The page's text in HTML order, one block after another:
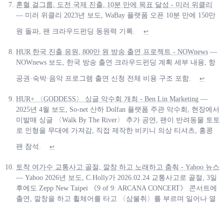
혼혈 걸그룹, 도전 국제 진출, 10분 만에 목표 달성 - 미러 위클리
— 미러 위클리 2023년 보도, WaBay 플랫폼 오픈 10분 만에 150만
원 돌파, 팬 크라우드펀딩 동원력 기록. ↩
HUR 한국 진출 응원, 800만 원 방송 출연 프로젝트 - NOWnews —
NOWnews 보도, 한국 방송 출연 크라우드펀딩 계획 세부 내용, 항
공권·숙박·음악 프로그램 출연 신청 전체 비용 구조 포함. ↩
HUR+ 〈GODDESS〉 싱글 악수회 개최 - Ben Lin Marketing —
2025년 4월 보도, So-net 산하 Dolfan 플랫폼 주관 악수회, 현장에서
미발매 싱글 〈Walk By The River〉 추가 공연, 팬이 반려동물 토토
로 인형을 무대에 가져감, 직접 제작한 비키니 의상 티셔츠, 홍콩
팬 참석. ↩
토착 여가수 교통사고 골절, 깔창 하고 노래하고 춤춰 - Yahoo 뉴스
— Yahoo 2026년 보도, C.Holly가 2026.02.24 교통사고로 골절, 3일
후에도 Zepp New Taipei 《9 of 9: ARCANA CONCERT》 콘서트에
출연, 깔창을 하고 휠체어를 타고 〈삼불취〉를 부르며 일어나 열